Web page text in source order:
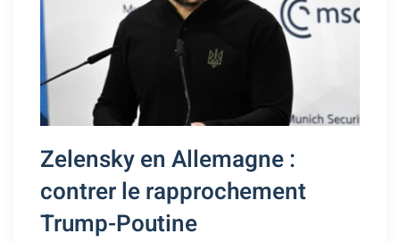
Zelensky en Allemagne :
contrer le rapprochement
Trump-Poutine